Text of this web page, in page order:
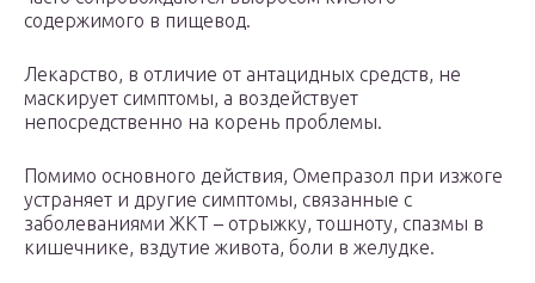
содержимого в пищевод.
Лекарство, в отличие от антацидных средств, не
маскирует симптомы, а воздействует
непосредственно на корень проблемы.
Помимо основного действия, Омепразол при изжоге
устраняет и другие симптомы, связанные с
заболеваниями ЖКТ – отрыжку, тошноту, спазмы в
кишечнике, вздутие живота, боли в желудке.